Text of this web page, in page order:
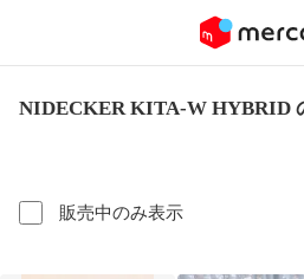
NIDECKER KITA-W HYBRID
販売中のみ表示